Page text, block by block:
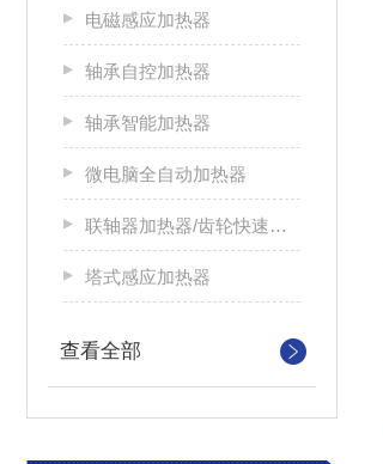
电磁感应加热器
轴承自控加热器
轴承智能加热器
微电脑全自动加热器
联轴器加热器/齿轮快速加热器
塔式感应加热器
查看全部